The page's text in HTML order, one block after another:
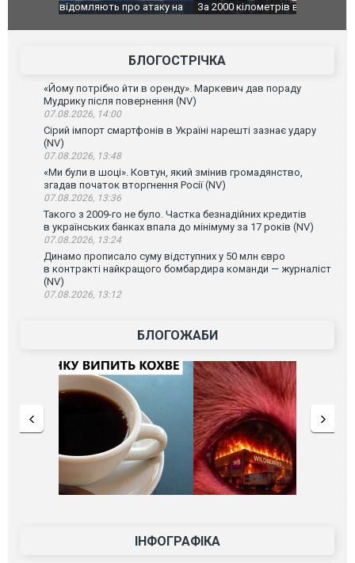
За 2000 кілометрів від кордону з Україною: в
склад Wildberries. ФОТО. ВІДЕО
В
БЛОГОСТРІЧКА
«Йому потрібно йти в оренду». Маркевич дав пораду
Мудрику після повернення (NV)
07.08.2026, 14:00
Сірий імпорт смартфонів в Україні нарешті зазнає удару
(NV)
07.08.2026, 13:48
«Ми були в шоці». Ковтун, який змінив громадянство,
згадав початок вторгнення Росії (NV)
07.08.2026, 13:36
Такого з 2009-го не було. Частка безнадійних кредитів
в українських банках впала до мінімуму за 17 років (NV)
07.08.2026, 13:24
Динамо прописало суму відступних у 50 млн євро
в контракті найкращого бомбардира команди — журналіст
(NV)
07.08.2026, 13:12
БЛОГОЖАБИ
ІНФОГРАФІКА